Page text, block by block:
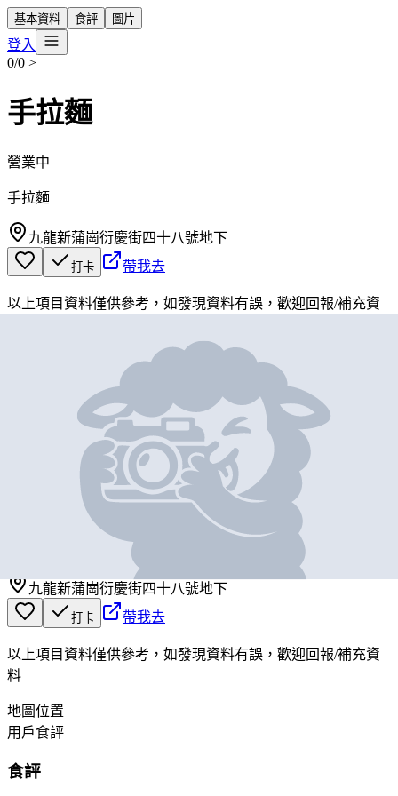
基本資料 食評 圖片
登入
0/0 >
手拉麵
營業中
手拉麵
九龍新蒲崗衍慶街四十八號地下
打卡 帶我去
以上項目資料僅供參考，如發現資料有誤，歡迎回報/補充資
手拉麵
九龍新蒲崗衍慶街四十八號地下
打卡 帶我去
以上項目資料僅供參考，如發現資料有誤，歡迎回報/補充資
料
地圖位置
用戶食評
食評